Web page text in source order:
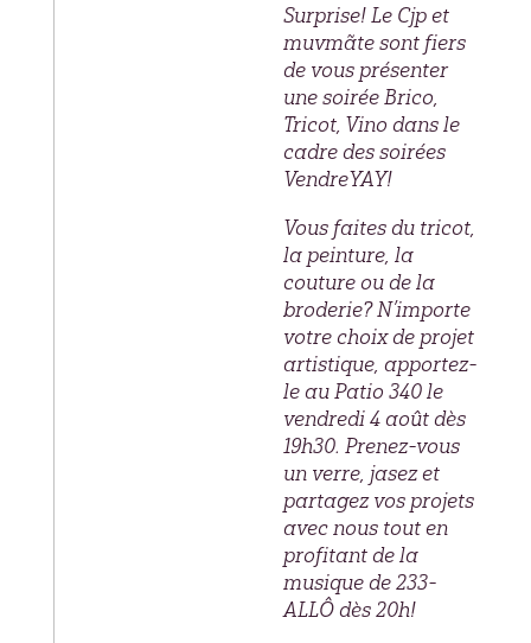
Surprise! Le Cjp et
muvmãte sont fiers
de vous présenter
une soirée Brico,
Tricot, Vino dans le
cadre des soirées
VendreYAY!
Vous faites du tricot,
la peinture, la
couture ou de la
broderie? N’importe
votre choix de projet
artistique, apportez-
le au Patio 340 le
vendredi 4 août dès
19h30. Prenez-vous
un verre, jasez et
partagez vos projets
avec nous tout en
profitant de la
musique de 233-
ALLÔ dès 20h!